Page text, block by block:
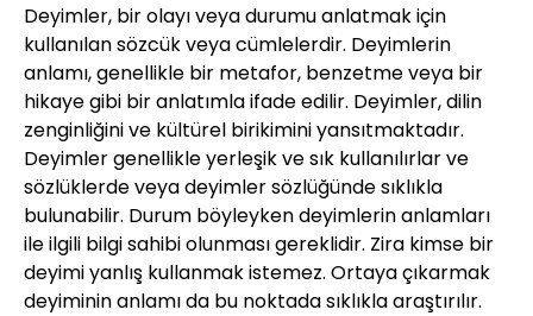
Deyimler, bir olayı veya durumu anlatmak için
kullanılan sözcük veya cümlelerdir. Deyimlerin
anlamı, genellikle bir metafor, benzetme veya bir
hikaye gibi bir anlatımla ifade edilir. Deyimler, dilin
zenginliğini ve kültürel birikimini yansıtmaktadır.
Deyimler genellikle yerleşik ve sık kullanılırlar ve
sözlüklerde veya deyimler sözlüğünde sıklıkla
bulunabilir. Durum böyleyken deyimlerin anlamları
ile ilgili bilgi sahibi olunması gereklidir. Zira kimse bir
deyimi yanlış kullanmak istemez. Ortaya çıkarmak
deyiminin anlamı da bu noktada sıklıkla araştırılır.